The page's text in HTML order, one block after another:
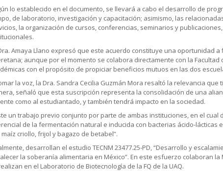
lo establecido en el documento, se llevará a cabo el desarrollo de
de laboratorio, investigación y capacitación; asimismo, las
la organización de cursos, conferencias, seminarios y
Amaya Llano expresó que este acuerdo constituye una oportunidad
aunque por el momento se colabora directamente con la
con el propósito de propiciar beneficios mutuos en las dos
la voz, la Dra. Sandra Cecilia Guzmán Mora resaltó la relevancia
señaló que esta suscripción representa la consolidación de una
como al estudiantado, y también tendrá impacto en la sociedad.
un trabajo previo conjunto por parte de ambas instituciones, en el cual
de la fermentación natural e inducida con bacterias ácido-
maíz criollo, frijol y bagazo de betabel”.
desarrollan el estudio TECNM 23477.25-PD, “Desarrollo y
la soberanía alimentaria en México”. En este esfuerzo colaboran la
en el Laboratorio de Biotecnología de la FQ de la UAQ.